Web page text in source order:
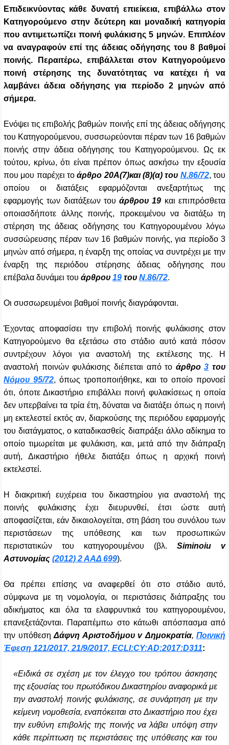
Επιδεικνύοντας κάθε δυνατή επιείκεια, επιβάλλω στον
Κατηγορούμενο στην δεύτερη και μοναδική κατηγορία
που αντιμετωπίζει ποινή φυλάκισης 5 μηνών. Επιπλέον
να αναγραφούν επί της άδειας οδήγησης του 8 βαθμοί
ποινής. Περαιτέρω, επιβάλλεται στον Κατηγορούμενο
ποινή στέρησης της δυνατότητας να κατέχει ή να
λαμβάνει άδεια οδήγησης για περίοδο 2 μηνών από
σήμερα.
Ενόψει τις επιβολής βαθμών ποινής επί της άδειας οδήγησης
του Κατηγορούμενου, συσσωρεύονται πέραν των 16 βαθμών
ποινής στην άδεια οδήγησης του Κατηγορούμενου. Ως εκ
τούτου, κρίνω, ότι είναι πρέπον όπως ασκήσω την εξουσία
που μου παρέχει τοάρθρο 20Α(7)και (8)(α) του Ν.86/72, του
οποίου οι διατάξεις εφαρμόζονται ανεξαρτήτως της
εφαρμογής των διατάξεων τουάρθρου 19 και επιπρόσθετα
οποιασδήποτε άλλης ποινής, προκειμένου να διατάξω τη
στέρηση της άδειας οδήγησης του Κατηγορουμένου λόγω
συσσώρευσης πέραν των 16 βαθμών ποινής, για περίοδο 3
μηνών από σήμερα, η έναρξη της οποίας να συντρέχει με την
έναρξη της περιόδου στέρησης άδειας οδήγησης που
επέβαλα δυνάμει του άρθρου 19 του Ν.86/72.
Οι συσσωρευμένοι βαθμοί ποινής διαγράφονται.
Έχοντας αποφασίσει την επιβολή ποινής φυλάκισης στον
Κατηγορούμενο θα εξετάσω στο στάδιο αυτό κατά πόσον
συντρέχουν λόγοι για αναστολή της εκτέλεσης της.
Η
αναστολή ποινών φυλάκισης διέπεται από το άρθρο3 του
Νόμου 95/72, όπως τροποποιήθηκε, και το οποίο προνοεί
ότι, όποτε Δικαστήριο επιβάλλει ποινή φυλακίσεως η οποία
δεν υπερβαίνει τα τρία έτη, δύναται να διατάξει όπως η ποινή
μη εκτελεστεί εκτός αν, διαρκούσης της περιόδου εφαρμογής
του διατάγματος, ο καταδικασθείς διαπράξει άλλο αδίκημα το
οποίο τιμωρείται με φυλάκιση, και, μετά από την διάπραξη
αυτή, Δικαστήριο ήθελε διατάξει όπως η αρχική ποινή
εκτελεστεί.
Η διακριτική ευχέρεια του δικαστηρίου για αναστολή της
ποινής φυλάκισης έχει διευρυνθεί, έτσι ώστε αυτή
αποφασίζεται, εάν δικαιολογείται, στη βάση του συνόλου των
περιστάσεων της υπόθεσης και των προσωπικών
περιστατικών του κατηγορουμένου (βλ. Siminoiu v
Αστυνομίας (2012) 2 ΑΑΔ 699).
Θα πρέπει επίσης να αναφερθεί ότι στο στάδιο αυτό,
σύμφωνα με τη νομολογία, οι περιστάσεις διάπραξης του
αδικήματος και όλα τα ελαφρυντικά του κατηγορουμένου,
επανεξετάζονται. Παραπέμπω στο κάτωθι απόσπασμα από
την υπόθεσηΔάφνη Αριστοδήμου vΔημοκρατία, Ποινική
Έφεση 121/2017, 21/9/2017, ECLI:CY:AD:2017:D311:
«Ειδικά σε σχέση με τον έλεγχο του τρόπου άσκησης
της εξουσίας του πρωτόδικου Δικαστηρίου αναφορικά με
την αναστολή ποινής φυλάκισης, σε συνάρτηση με την
κείμενη νομοθεσία, εναπόκειται στο Δικαστήριο που έχει
την ευθύνη επιβολής της ποινής να λάβει υπόψη στην
κάθε περίπτωση τις περιστάσεις της υπόθεσης και του